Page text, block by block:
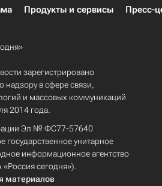
Продукты и сервисы Пресс-
зарегистрировано
надзору в сфере связи,
и массовых коммуникаций
2014 года.
Эл № ФС77-57640
государственное унитарное
информационное агентство
сегодня»).
материалов